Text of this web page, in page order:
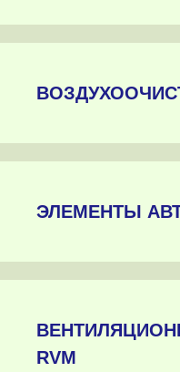
ЭЛЕМЕНТЫ
RVM